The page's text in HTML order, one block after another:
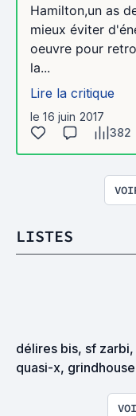
Hamilton,un as
mieux éviter
oeuvre pour
la...
Lire la critique
le 16 juin 2017
382
LISTES
délires bis, sf
quasi-x,